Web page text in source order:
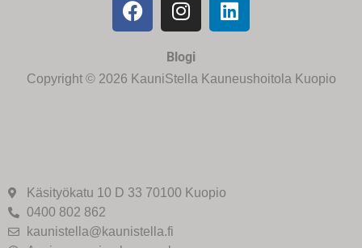
Blogi
Copyright © 2026 KauniStella Kauneushoitola Kuopio
Käsityökatu 10 D 33 70100 Kuopio
0400 802 862
kaunistella@kaunistella.fi